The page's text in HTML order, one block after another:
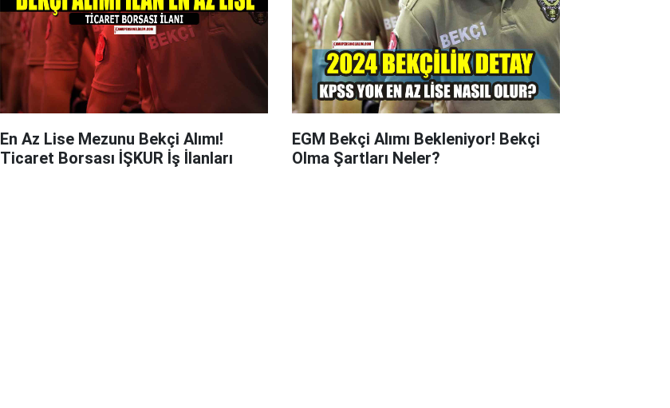
En Az Lise Mezunu Bekçi Alımı!
Ticaret Borsası İŞKUR İş İlanları
EGM Bekçi Alımı Bekleniyor! Bekçi
Olma Şartları Neler?